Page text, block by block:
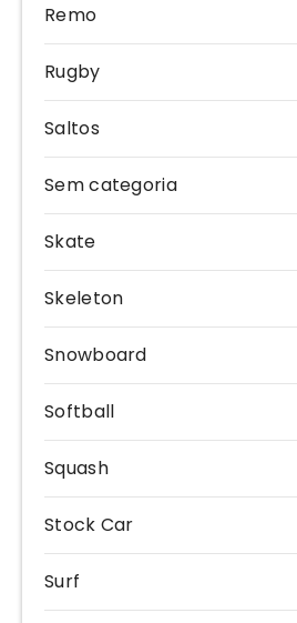
Remo
Rugby
Saltos
Sem categoria
Skate
Skeleton
Snowboard
Softball
Squash
Stock Car
Surf